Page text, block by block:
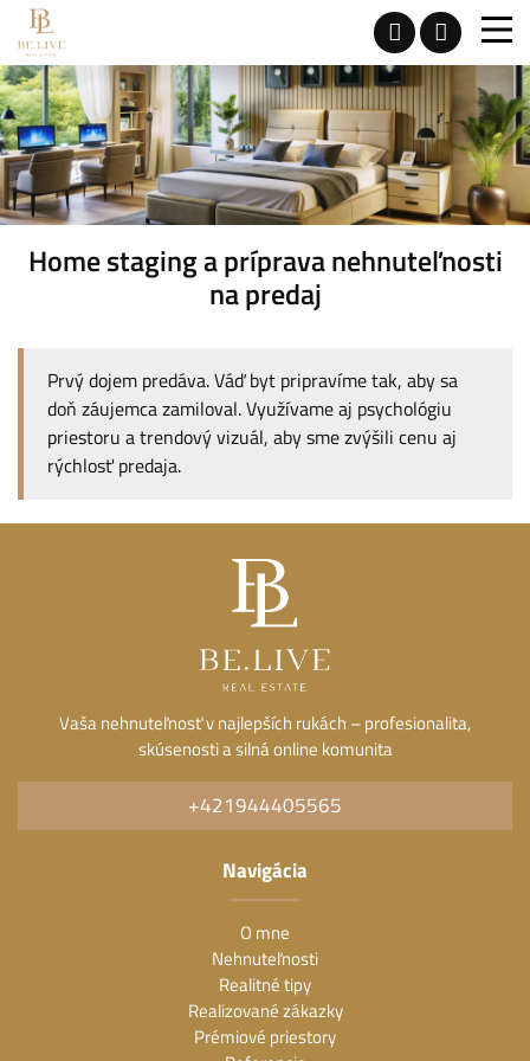
Home staging a príprava nehnuteľnosti
na predaj
Prvý dojem predáva. Váď byt pripravíme tak, aby sa
doň záujemca zamiloval. Využívame aj psychológiu
priestoru a trendový vizuál, aby sme zvýšili cenu aj
rýchlosť predaja.
Vaša nehnuteľnosť v najlepších rukách – profesionalita,
skúsenosti a silná online komunita
+421944405565
Navigácia
O mne
Nehnuteľnosti
Realitné tipy
Realizované zákazky
Prémiové priestory